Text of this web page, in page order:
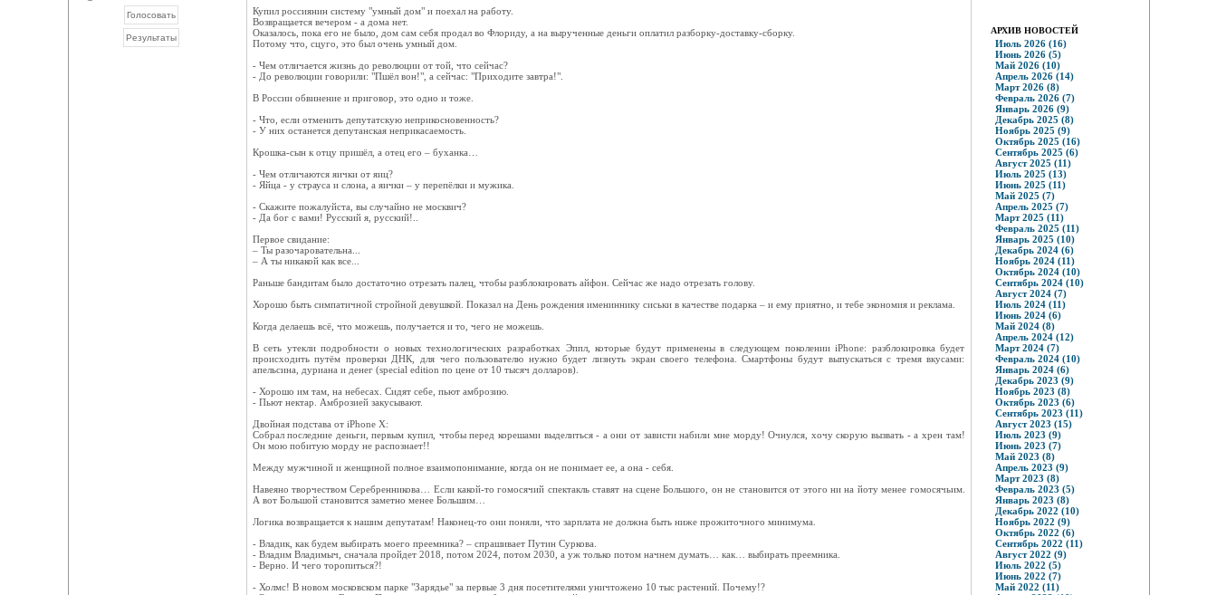
Купил россиянин систему "умный дом" и поехал на работу.
Возвращается вечером - а дома нет.
Оказалось, пока его не было, дом сам себя продал во Флориду, а на вырученные деньги оплатил разборку-доставку-сборку.
Потому что, сцуго, это был очень умный дом.
- Чем отличается жизнь до революции от той, что сейчас?
- До революции говорили: "Пшёл вон!", а сейчас: "Приходите завтра!".
В России обвинение и приговор, это одно и тоже.
- Что, если отменить депутатскую неприкосновенность?
- У них останется депутанская неприкасаемость.
Крошка-сын к отцу пришёл, а отец его – буханка…
- Чем отличаются яички от яиц?
- Яйца - у страуса и слона, а яички – у перепёлки и мужика.
- Скажите пожалуйста, вы случайно не москвич?
- Да бог с вами! Русский я, русский!..
Первое свидание:
– Ты разочаровательна...
– А ты никакой как все...
Раньше бандитам было достаточно отрезать палец, чтобы разблокировать айфон. Сейчас же надо отрезать голову.
Хорошо быть симпатичной стройной девушкой. Показал на День рождения имениннику сиськи в качестве подарка – и ему приятно, и тебе экономия и реклама.
Когда делаешь всё, что можешь, получается и то, чего не можешь.
В сеть утекли подробности о новых технологических разработках Эппл, которые будут применены в следующем поколении iPhone: разблокировка будет
происходить путём проверки ДНК, для чего пользователю нужно будет лизнуть экран своего телефона. Смартфоны будут выпускаться с тремя вкусами:
апельсина, дуриана и денег (special edition по цене от 10 тысяч долларов).
- Хорошо им там, на небесах. Сидят себе, пьют амброзию.
- Пьют нектар. Амброзией закусывают.
Двойная подстава от iPhone X:
Собрал последние деньги, первым купил, чтобы перед корешами выделиться - а они от зависти набили мне морду! Очнулся, хочу скорую вызвать - а хрен там!
Он мою побитую морду не распознает!!
Между мужчиной и женщиной полное взаимопонимание, когда он не понимает ее, а она - себя.
Навеяно творчеством Серебренникова… Если какой-то гомосячий спектакль ставят на сцене Большого, он не становится от этого ни на йоту менее гомосячьим.
А вот Большой становится заметно менее Большим…
Логика возвращается к нашим депутатам! Наконец-то они поняли, что зарплата не должна быть ниже прожиточного минимума.
- Владик, как будем выбирать моего преемника? – спрашивает Путин Суркова.
- Владим Владимыч, сначала пройдет 2018, потом 2024, потом 2030, а уж только потом начнем думать… как… выбирать преемника.
- Верно. И чего торопиться?!
- Холмс! В новом московском парке "Зарядье" за первые 3 дня посетителями уничтожено 10 тыс растений. Почему!?
АРХИВ НОВОСТЕЙ
Июль 2026 (16)
Июнь 2026 (5)
Май 2026 (10)
Апрель 2026 (14)
Март 2026 (8)
Февраль 2026 (7)
Январь 2026 (9)
Декабрь 2025 (8)
Ноябрь 2025 (9)
Октябрь 2025 (16)
Сентябрь 2025 (6)
Август 2025 (11)
Июль 2025 (13)
Июнь 2025 (11)
Май 2025 (7)
Апрель 2025 (7)
Март 2025 (11)
Февраль 2025 (11)
Январь 2025 (10)
Декабрь 2024 (6)
Ноябрь 2024 (11)
Октябрь 2024 (10)
Сентябрь 2024 (10)
Август 2024 (7)
Июль 2024 (11)
Июнь 2024 (6)
Май 2024 (8)
Апрель 2024 (12)
Март 2024 (7)
Февраль 2024 (10)
Январь 2024 (6)
Декабрь 2023 (9)
Ноябрь 2023 (8)
Октябрь 2023 (6)
Сентябрь 2023 (11)
Август 2023 (15)
Июль 2023 (9)
Июнь 2023 (7)
Май 2023 (8)
Апрель 2023 (9)
Март 2023 (8)
Февраль 2023 (5)
Январь 2023 (8)
Декабрь 2022 (10)
Ноябрь 2022 (9)
Октябрь 2022 (6)
Сентябрь 2022 (11)
Август 2022 (9)
Июль 2022 (5)
Июнь 2022 (7)
Май 2022 (11)